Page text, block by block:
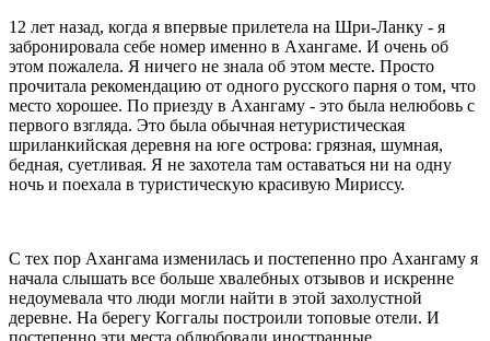
12 лет назад, когда я впервые прилетела на Шри-Ланку - я
забронировала себе номер именно в Ахангаме. И очень об
этом пожалела. Я ничего не знала об этом месте. Просто
прочитала рекомендацию от одного русского парня о том, что
место хорошее. По приезду в Ахангаму - это была нелюбовь с
первого взгляда. Это была обычная нетуристическая
шриланкийская деревня на юге острова: грязная, шумная,
бедная, суетливая. Я не захотела там оставаться ни на одну
ночь и поехала в туристическую красивую Мириссу.
С тех пор Ахангама изменилась и постепенно про Ахангаму я
начала слышать все больше хвалебных отзывов и искренне
недоумевала что люди могли найти в этой захолустной
деревне. На берегу Коггалы построили топовые отели. И
постепенно эти места облюбовали иностранные